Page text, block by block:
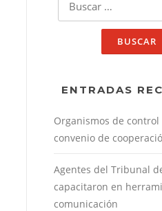
ENTRADAS
Organismos de
convenio de
Agentes del Tribunal
capacitaron en
comunicación